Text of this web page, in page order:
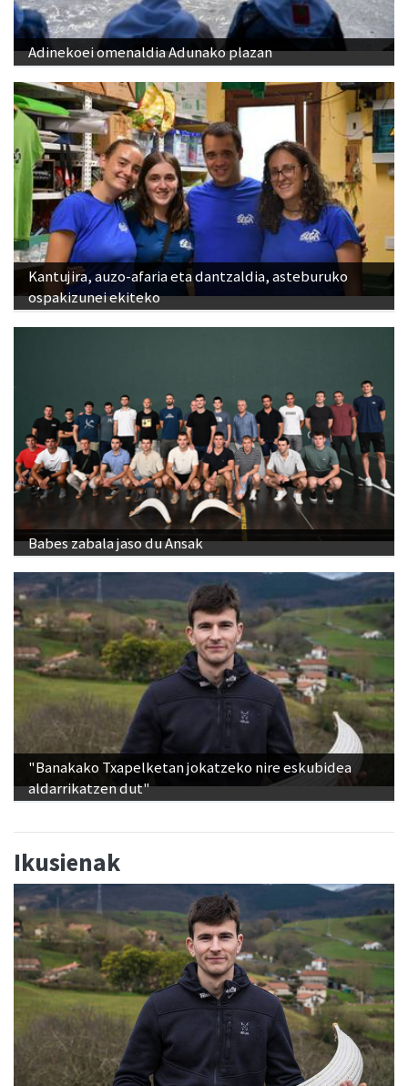
Adinekoei omenaldia Adunako plazan
Kantujira, auzo-afaria eta dantzaldia, asteburuko
ospakizunei ekiteko
Babes zabala jaso du Ansak
"Banakako Txapelketan jokatzeko nire eskubidea
aldarrikatzen dut"
Ikusienak